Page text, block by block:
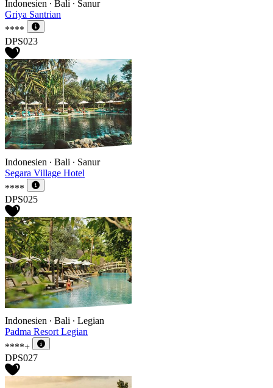
Indonesien ∙ Bali ∙ Sanur
Griya Santrian
****
DPS023
Indonesien ∙ Bali ∙ Sanur
Segara Village Hotel
****
DPS025
Indonesien ∙ Bali ∙ Legian
Padma Resort Legian
****+
DPS027